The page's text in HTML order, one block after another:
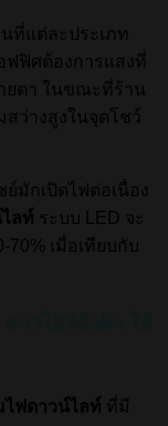
ที่แต่ละประเภท
ฟฟิศต้องการแสงที่
ยตา ในขณะที่ร้าน
ว่างสูงในจุดโชว์
มักเปิดไฟต่อเนื่อง
ลท์ ระบบ LED จะ
เมื่อเทียบกับ
ไฟดาวน์ไลท์ ที่มี